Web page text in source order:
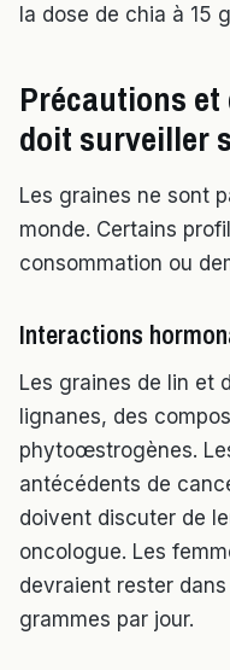
la dose de chia à 15
Précautions
doit surveiller
Les graines ne sont
monde. Certains
consommation ou
Interactions
Les graines de lin et
lignanes, des
phytoœstrogènes.
antécédents de
doivent discuter de
oncologue. Les
devraient rester
grammes par jour.